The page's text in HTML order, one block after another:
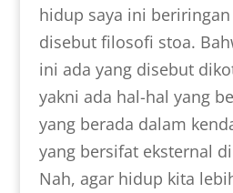
hidup saya ini
disebut filosofi stoa.
ini ada yang disebut
yakni ada hal-hal yang
yang berada dalam
yang bersifat eksternal
Nah, agar hidup kita